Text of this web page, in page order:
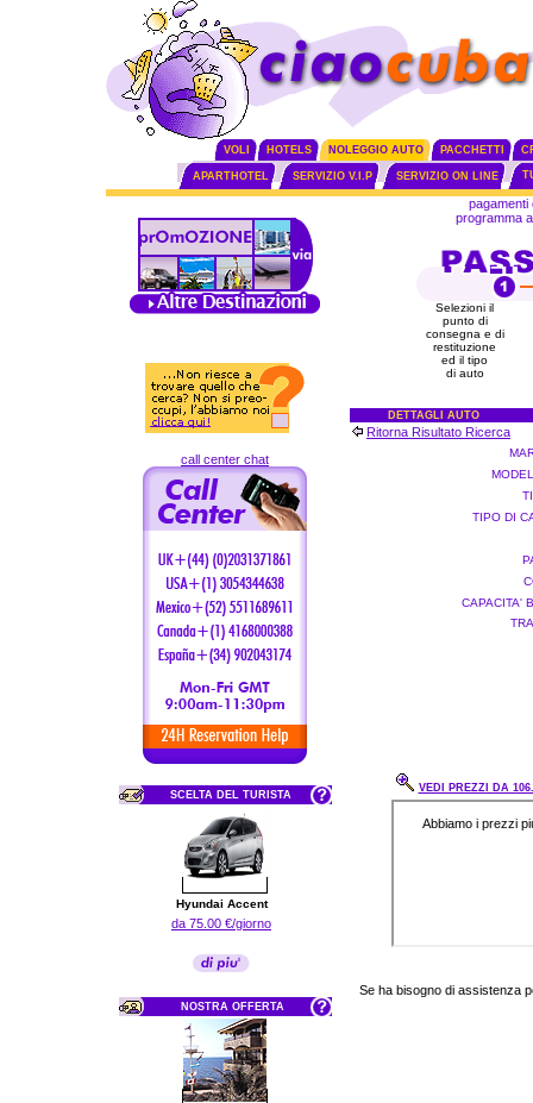
VOLI HOTELS NOLEGGIO AUTO PACCHETTI
APARTHOTEL SERVIZIO V.I.P SERVIZIO ON LINE
call center chat
SCELTA DEL TURISTA
Hyundai Accent
da 75.00 €/giorno
NOSTRA OFFERTA
pagamenti
programma
Selezioni il
punto di
consegna e di
restituzione
ed il tipo
di auto
DETTAGLI AUTO
Ritorna Risultato Ricerca
TIPO DI
CAPACITA'
VEDI PREZZI DA
Se ha bisogno di assistenza